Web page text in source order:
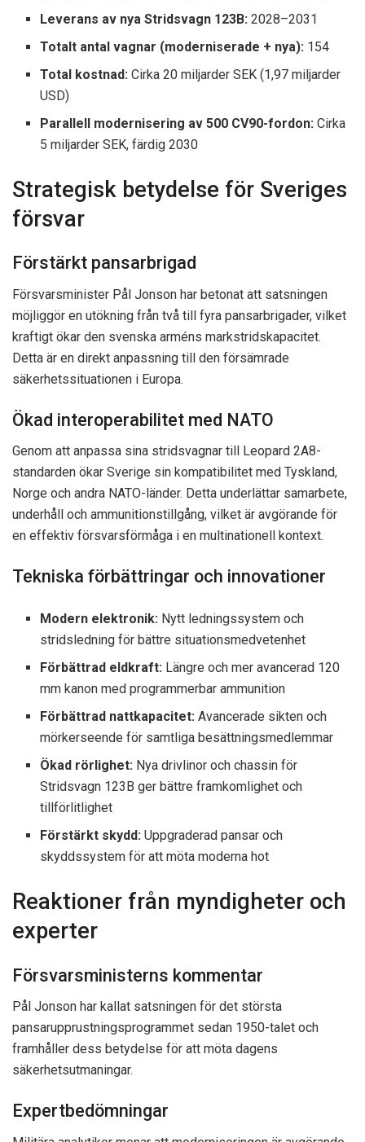
Leverans av nya Stridsvagn 123B: 2028–2031
Totalt antal vagnar (moderniserade + nya): 154
Total kostnad: Cirka 20 miljarder SEK (1,97 miljarder
USD)
Parallell modernisering av 500 CV90-fordon: Cirka
5 miljarder SEK, färdig 2030
Strategisk betydelse för Sveriges
försvar
Förstärkt pansarbrigad
Försvarsminister Pål Jonson har betonat att satsningen
möjliggör en utökning från två till fyra pansarbrigader, vilket
kraftigt ökar den svenska arméns markstridskapacitet.
Detta är en direkt anpassning till den försämrade
säkerhetssituationen i Europa.
Ökad interoperabilitet med NATO
Genom att anpassa sina stridsvagnar till Leopard 2A8-
standarden ökar Sverige sin kompatibilitet med Tyskland,
Norge och andra NATO-länder. Detta underlättar samarbete,
underhåll och ammunitionstillgång, vilket är avgörande för
en effektiv försvarsförmåga i en multinationell kontext.
Tekniska förbättringar och innovationer
Modern elektronik: Nytt ledningssystem och
stridsledning för bättre situationsmedvetenhet
Förbättrad eldkraft: Längre och mer avancerad 120
mm kanon med programmerbar ammunition
Förbättrad nattkapacitet: Avancerade sikten och
mörkerseende för samtliga besättningsmedlemmar
Ökad rörlighet: Nya drivlinor och chassin för
Stridsvagn 123B ger bättre framkomlighet och
tillförlitlighet
Förstärkt skydd: Uppgraderad pansar och
skyddssystem för att möta moderna hot
Reaktioner från myndigheter och
experter
Försvarsministerns kommentar
Pål Jonson har kallat satsningen för det största
pansarupprustningsprogrammet sedan 1950-talet och
framhåller dess betydelse för att möta dagens
säkerhetsutmaningar.
Expertbedömningar